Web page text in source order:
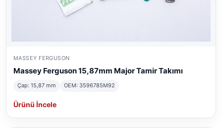
MASSEY FERGUSON
Massey Ferguson 15,87mm Major Tamir Takımı
Çap: 15,87 mm OEM: 3596785M92
Ürünü İncele